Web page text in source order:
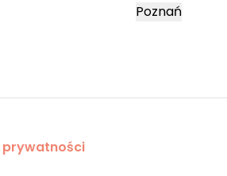
Poznań
prywatności